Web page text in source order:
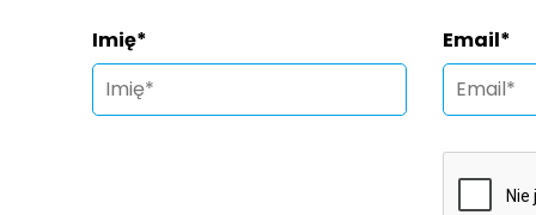
Imię* Email*